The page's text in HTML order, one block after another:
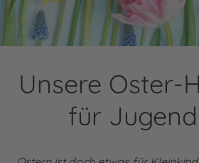
Unsere Oster-
für